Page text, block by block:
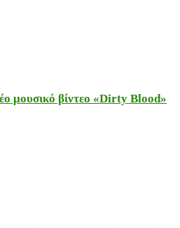
μουσικό βίντεο «Dirty Blood»